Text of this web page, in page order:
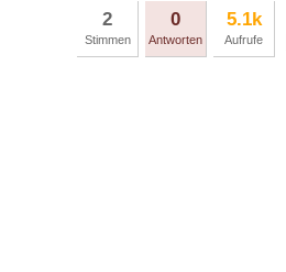
2
Stimmen
0
Antworten
5.1k
Aufrufe